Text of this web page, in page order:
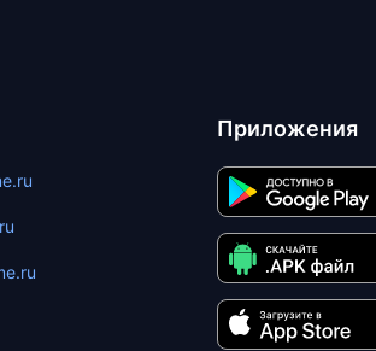
Приложения